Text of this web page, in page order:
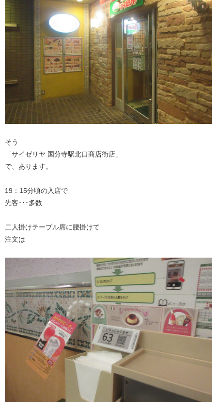
そう
「サイゼリヤ 国分寺駅北口商店街店」
で、あります。
19：15分頃の入店で
先客･･･多数
二人掛けテーブル席に腰掛けて
注文は